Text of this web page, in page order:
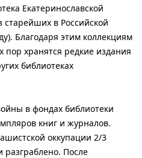
Екатеринославской
в Российской
Благодаря этим коллекциям
пор хранятся редкие издания
библиотеках
в фондах библиотеки
книг и журналов.
оккупации 2/3
После